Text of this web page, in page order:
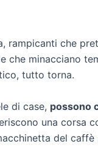
rampicanti che
minacciano
tutto torna.
di case, possono
una corsa
del caffè